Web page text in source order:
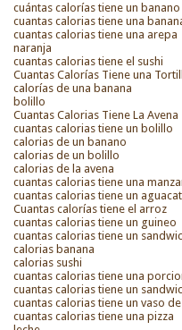
cuántas calorías tiene un banano
cuantas calorias tiene una
cuantas calorias tiene una arepa
naranja
cuantas calorias tiene el sushi
Cuantas Calorías Tiene una
calorías de una banana
bolillo
Cuantas Calorias Tiene La Avena
cuantas calorias tiene un bolillo
calorias de un banano
calorias de un bolillo
calorias de la avena
cuantas calorias tiene una
cuantas calorias tiene un
Cuantas calorías tiene el arroz
cuantas calorias tiene un guineo
cuantas calorias tiene un
calorias banana
calorias sushi
cuantas calorias tiene una
cuantas calorias tiene un
cuantas calorias tiene un vaso
cuantas calorias tiene una pizza